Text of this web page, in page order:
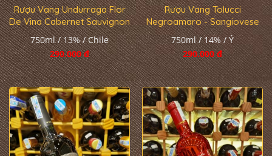
Rượu Vang Undurraga Flor
De Vina Cabernet Sauvignon
750ml / 13% / Chile
290.000 đ
Rượu Vang Tolucci
Negroamaro - Sangiovese
750ml / 14% / Ý
290.000 đ